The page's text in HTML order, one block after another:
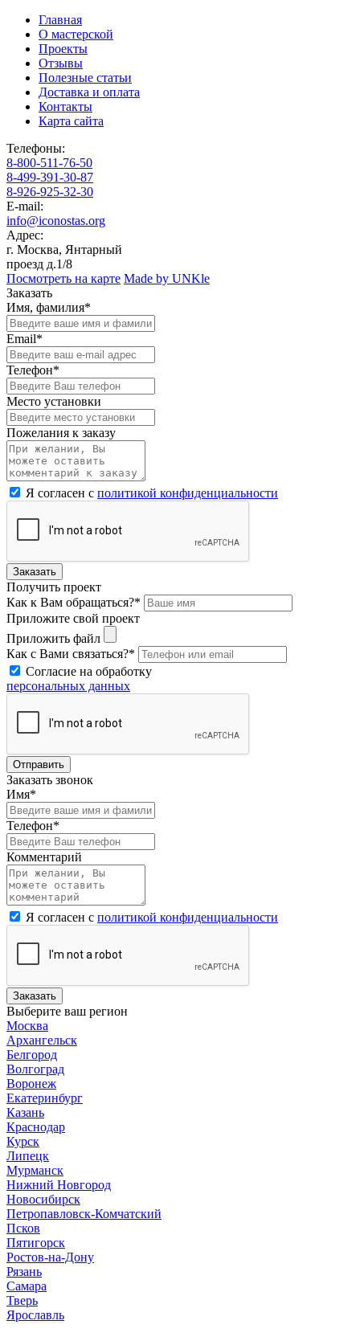
Главная
О мастерской
Проекты
Отзывы
Полезные статьи
Доставка и оплата
Контакты
Карта сайта
Телефоны:
8-800-511-76-50
8-499-391-30-87
8-926-925-32-30
E-mail:
info@iconostas.org
Адрес:
г. Москва, Янтарный
проезд д.1/8
Посмотреть на карте Made by UNKle
Заказать
Имя, фамилия*
Email*
Телефон*
Место установки
Пожелания к заказу
Я согласен с политикой конфиденциальности
Заказать
Получить проект
Как к Вам обращаться?*
Приложите свой проект
Приложить файл
Как с Вами связаться?*
Согласие на обработку
персональных данных
Отправить
Заказать звонок
Имя*
Телефон*
Комментарий
Я согласен с политикой конфиденциальности
Заказать
Выберите ваш регион
Москва
Архангельск
Белгород
Волгоград
Воронеж
Екатеринбург
Казань
Краснодар
Курск
Липецк
Мурманск
Нижний Новгород
Новосибирск
Петропавловск-Комчатский
Псков
Пятигорск
Ростов-на-Дону
Рязань
Самара
Тверь
Ярославль